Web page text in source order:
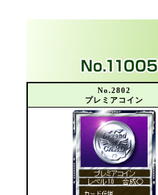
No.2802
プレミアコイン